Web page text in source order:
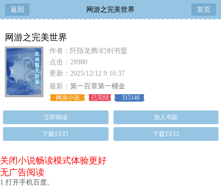
返回 网游之完美世界 首页
网游之完美世界
作者：阡陌龙腾/幻剑书盟
点击：28980
更新：2025/12/12 9:16:37
最新： 第一百章第一桶金
网游小说 已完结 315146
立即阅读 加入书架
下载TXT1 下载TXT2
关闭小说畅读模式体验更好
无广告阅读
1.打开手机百度。